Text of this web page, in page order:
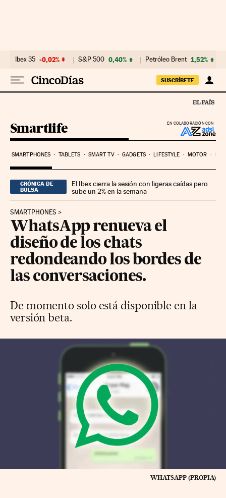
Ibex 35 -0,02% S&P 500 0,40% Petróleo Brent 1,52%
SUSCRÍBETE
EN COLABORACIÓN CON
Smartlife
SMARTPHONES TABLETS SMART TV GADGETS LIFESTYLE MOTOR
CRÓNICA DE
BOLSA
El Ibex cierra la sesión con ligeras caídas pero
sube un 2% en la semana
SMARTPHONES
WhatsApp renueva el
diseño de los chats
redondeando los bordes de
las conversaciones.
De momento solo está disponible en la
versión beta.
WHATSAPP (PROPIA)